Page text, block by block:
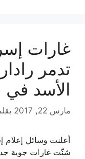
غارات
تدمر
الأسد
مارس 22, 2017
أعلنت وسائل إعلام
شنّت غارات جوية